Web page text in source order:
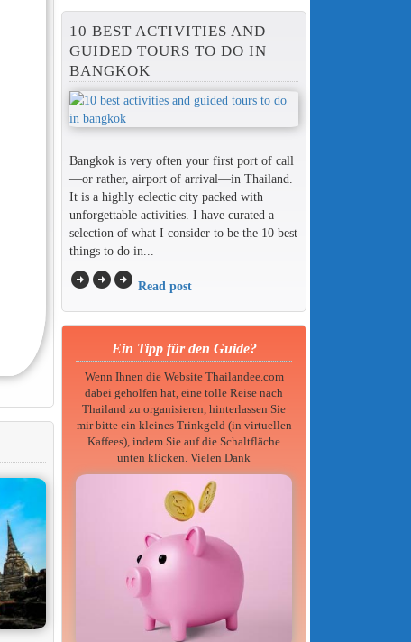
10 BEST ACTIVITIES AND
GUIDED TOURS TO DO IN
BANGKOK
Bangkok is very often your first port of call
—or rather, airport of arrival—in Thailand.
It is a highly eclectic city packed with
unforgettable activities. I have curated a
selection of what I consider to be the 10 best
things to do in...
arrow_circle_rightarrow_circle_rightarrow_circle_right Read post
Ein Tipp für den Guide?
Wenn Ihnen die Website Thailandee.com
dabei geholfen hat, eine tolle Reise nach
Thailand zu organisieren, hinterlassen Sie
mir bitte ein kleines Trinkgeld (in virtuellen
Kaffees), indem Sie auf die Schaltfläche
unten klicken. Vielen Dank